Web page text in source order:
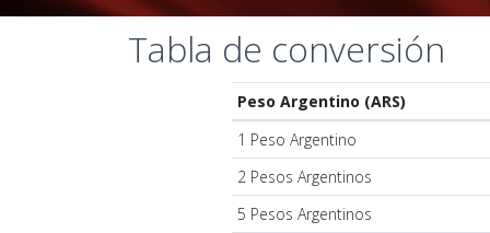
Tabla de conversión
Peso Argentino (ARS)
1 Peso Argentino
2 Pesos Argentinos
5 Pesos Argentinos